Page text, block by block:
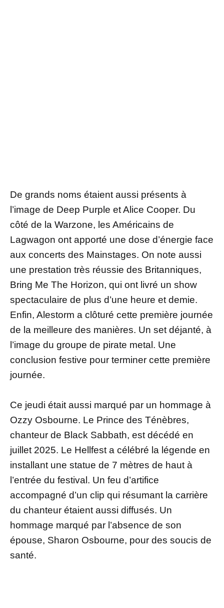
De grands noms étaient aussi présents à
l’image de Deep Purple et Alice Cooper. Du
côté de la Warzone, les Américains de
Lagwagon ont apporté une dose d’énergie face
aux concerts des Mainstages. On note aussi
une prestation très réussie des Britanniques,
Bring Me The Horizon, qui ont livré un show
spectaculaire de plus d’une heure et demie.
Enfin, Alestorm a clôturé cette première journée
de la meilleure des manières. Un set déjanté, à
l’image du groupe de pirate metal. Une
conclusion festive pour terminer cette première
journée.
Ce jeudi était aussi marqué par un hommage à
Ozzy Osbourne. Le Prince des Ténèbres,
chanteur de Black Sabbath, est décédé en
juillet 2025. Le Hellfest a célébré la légende en
installant une statue de 7 mètres de haut à
l’entrée du festival. Un feu d’artifice
accompagné d’un clip qui résumant la carrière
du chanteur étaient aussi diffusés. Un
hommage marqué par l’absence de son
épouse, Sharon Osbourne, pour des soucis de
santé.